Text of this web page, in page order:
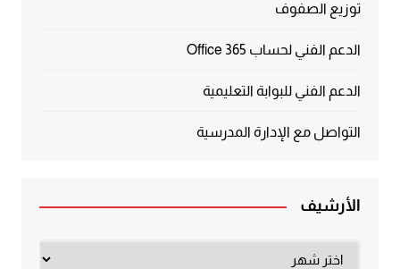
توزيع الصفوف
الدعم الفني لحساب Office 365
الدعم الفني للبوابة التعليمية
التواصل مع الإدارة المدرسية
الأرشيف